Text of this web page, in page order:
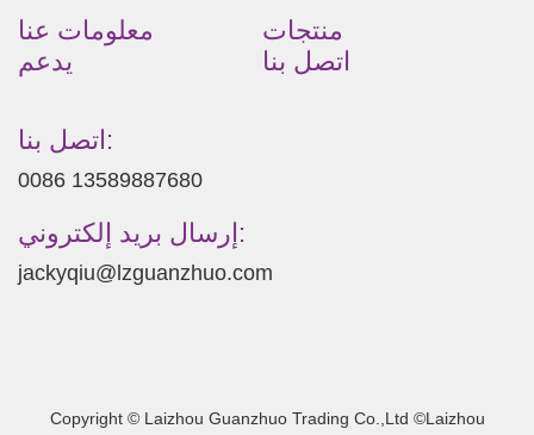
معلومات عنا
منتجات
يدعم
اتصل بنا
اتصل بنا:
0086 13589887680
إرسال بريد إلكتروني:
jackyqiu@lzguanzhuo.com
Copyright © Laizhou Guanzhuo Trading Co.,Ltd ©Laizhou